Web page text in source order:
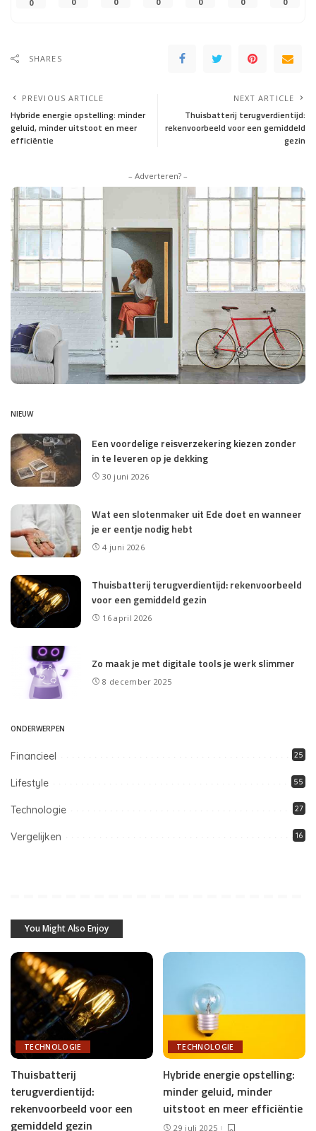
0
SHARES
PREVIOUS ARTICLE
Hybride energie opstelling: minder
geluid, minder uitstoot en meer
efficiëntie
NEXT ARTICLE
Thuisbatterij terugverdientijd:
rekenvoorbeeld voor een gemiddeld
gezin
– Adverteren? –
NIEUW
Een voordelige reisverzekering kiezen zonder
in te leveren op je dekking
30 juni 2026
Wat een slotenmaker uit Ede doet en wanneer
je er eentje nodig hebt
4 juni 2026
Thuisbatterij terugverdientijd: rekenvoorbeeld
voor een gemiddeld gezin
16 april 2026
Zo maak je met digitale tools je werk slimmer
8 december 2025
ONDERWERPEN
Financieel 25
Lifestyle 55
Technologie 27
Vergelijken 16
You Might Also Enjoy
TECHNOLOGIE
Thuisbatterij
terugverdientijd:
rekenvoorbeeld voor een
gemiddeld gezin
TECHNOLOGIE
Hybride energie opstelling:
minder geluid, minder
uitstoot en meer efficiëntie
29 juli 2025